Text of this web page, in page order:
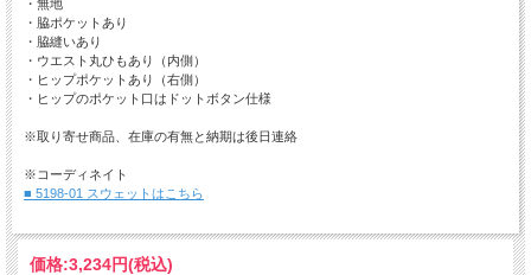
・無地
・脇ポケットあり
・脇縫いあり
・ウエスト丸ひもあり（内側）
・ヒップポケットあり（右側）
・ヒップのポケット口はドットボタン仕様
※取り寄せ商品、在庫の有無と納期は後日連絡
※コーディネイト
■ 5198-01 スウェットはこちら
価格:3,234円(税込)